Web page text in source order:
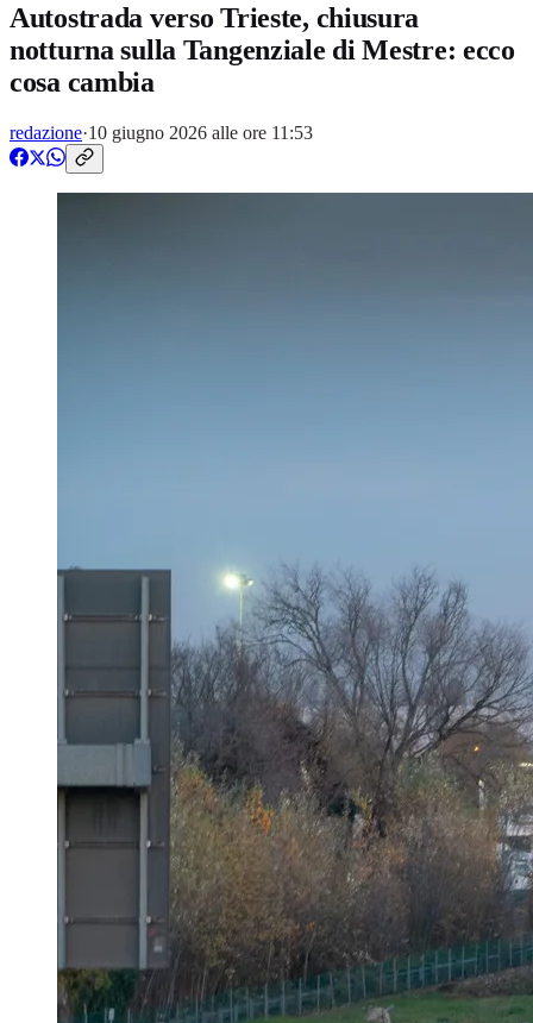
Autostrada verso Trieste, chiusura
notturna sulla Tangenziale di Mestre: ecco
cosa cambia
redazione·10 giugno 2026 alle ore 11:53